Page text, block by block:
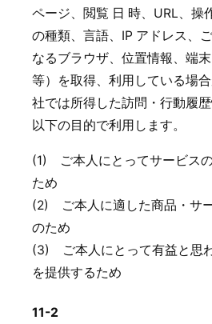
ページ、閲覧 日 時、URL、操
の種類、言語、IP アドレス、
なるブラウザ、位置情報、端
等）を取得、利用している場
社では所得した訪問・行動履歴
以下の目的で利用します。
(1) ご本人にとってサービス
ため
(2) ご本人に適した商品・サ
のため
(3) ご本人にとって有益と思
を提供するため
11-2